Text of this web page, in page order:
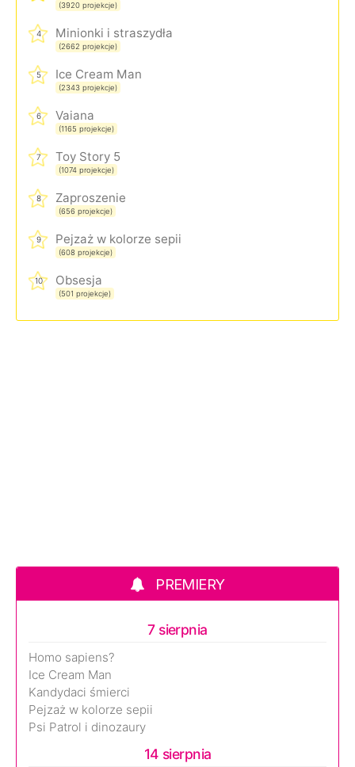
(3920 projekcje)
4 Minionki i straszydła
(2662 projekcje)
5 Ice Cream Man
(2343 projekcje)
6 Vaiana
(1165 projekcje)
7 Toy Story 5
(1074 projekcje)
8 Zaproszenie
(656 projekcje)
9 Pejzaż w kolorze sepii
(608 projekcje)
10 Obsesja
(501 projekcje)
PREMIERY
7 sierpnia
Homo sapiens?
Ice Cream Man
Kandydaci śmierci
Pejzaż w kolorze sepii
Psi Patrol i dinozaury
14 sierpnia